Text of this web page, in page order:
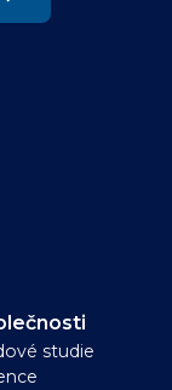
studie